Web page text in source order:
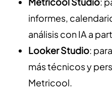
informes,
análisis con IA a
Looker Studio:
más técnicos y
Metricool.